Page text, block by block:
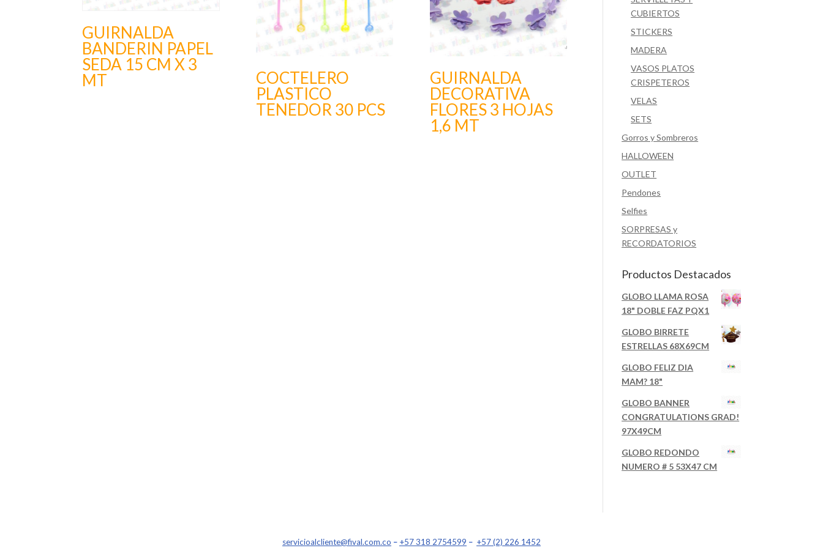
GUIRNALDA
BANDERIN PAPEL
SEDA 15 CM X 3
MT
COCTELERO
PLASTICO
TENEDOR 30 PCS
GUIRNALDA
DECORATIVA
FLORES 3 HOJAS
1,6 MT
CUBIERTOS
STICKERS
MADERA
VASOS PLATOS
CRISPETEROS
VELAS
SETS
Gorros y Sombreros
HALLOWEEN
OUTLET
Pendones
Selfies
SORPRESAS y
RECORDATORIOS
Productos Destacados
GLOBO LLAMA ROSA
18" DOBLE FAZ PQX1
GLOBO BIRRETE
ESTRELLAS 68X69CM
GLOBO FELIZ DIA
MAM? 18"
GLOBO BANNER
CONGRATULATIONS GRAD!
97X49CM
GLOBO REDONDO
NUMERO # 5 53X47 CM
servicioalcliente@fival.com.co – +57 318 2754599 – +57 (2) 226 1452